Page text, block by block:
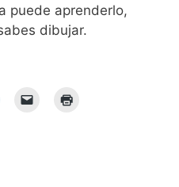
puede aprenderlo,
dibujar.